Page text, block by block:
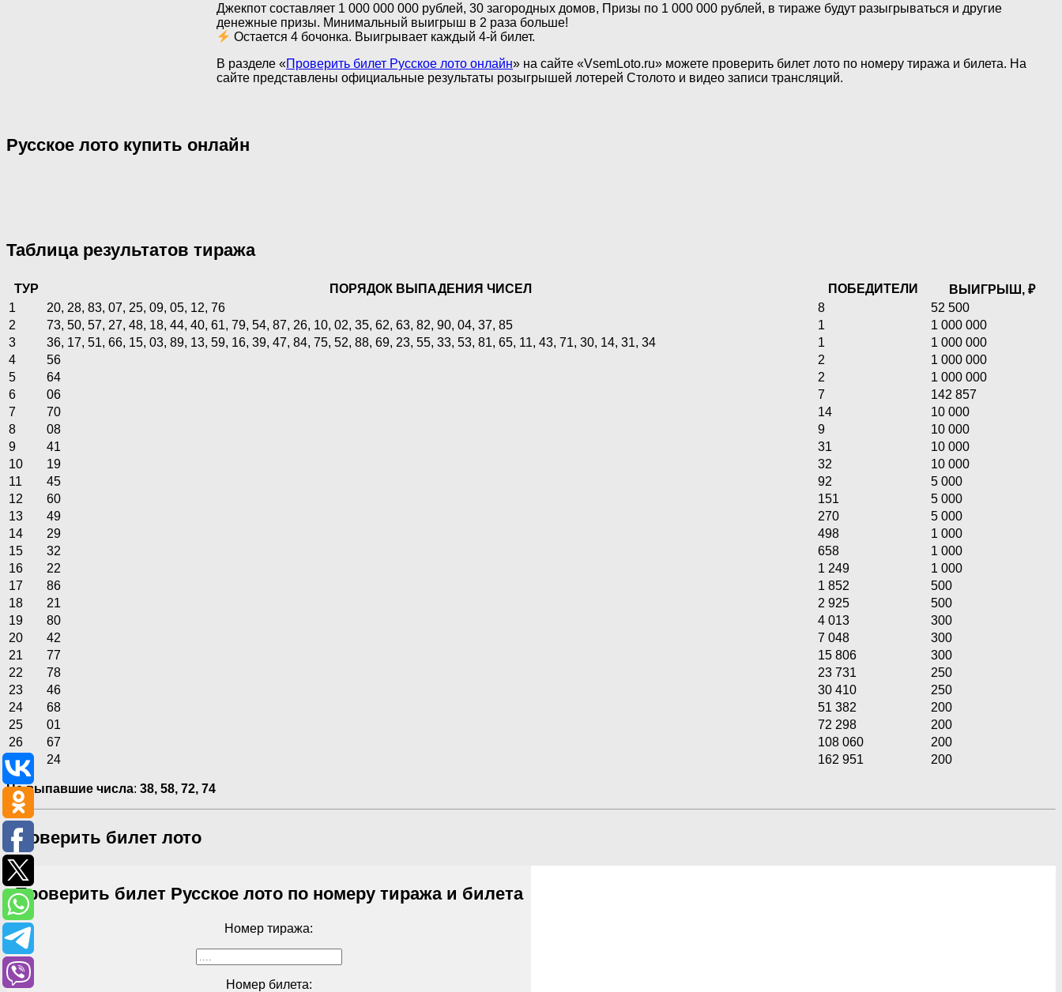
Джекпот составляет 1 000 000 000 рублей, 30 загородных домов, Призы по 1 000 000 рублей, в тираже будут разыгрываться и другие
денежные призы. Минимальный выигрыш в 2 раза больше!
Остается 4 бочонка. Выигрывает каждый 4-й билет.
В разделе «Проверить билет Русское лото онлайн» на сайте «VsemLoto.ru» можете проверить билет лото по номеру тиража и билета. На
сайте представлены официальные результаты розыгрышей лотерей Столото и видео записи трансляций.
Русское лото купить онлайн
Таблица результатов тиража
ТУР ПОРЯДОК ВЫПАДЕНИЯ ЧИСЕЛ ПОБЕДИТЕЛИ
ВЫИГРЫШ, ₽
1
20, 28, 83, 07, 25, 09, 05, 12, 76 8
52 500
2
73, 50, 57, 27, 48, 18, 44, 40, 61, 79, 54, 87, 26, 10, 02, 35, 62, 63, 82, 90, 04, 37, 85 1
1 000 000
3
36, 17, 51, 66, 15, 03, 89, 13, 59, 16, 39, 47, 84, 75, 52, 88, 69, 23, 55, 33, 53, 81, 65, 11, 43, 71, 30, 14, 31, 34 1
1 000 000
4
56 2
1 000 000
5
64 2
1 000 000
6
06 7
142 857
7
70 14
10 000
8
08 9
10 000
9
41 31
10 000
10
19 32
10 000
11
45 92
5 000
12
60 151
5 000
13
49 270
5 000
14
29 498
1 000
15
32 658
1 000
16
22 1 249
1 000
17
86 1 852
500
18
21 2 925
500
19
80 4 013
300
20
42 7 048
300
21
77 15 806
300
22
78 23 731
250
23
46 30 410
250
24
68 51 382
200
25
01 72 298
200
26
67 108 060
200
27
24 162 951 200
Не выпавшие числа: 38, 58, 72, 74
Проверить билет лото
Проверить билет Русское лото по номеру тиража и билета
Номер тиража:
Номер билета: